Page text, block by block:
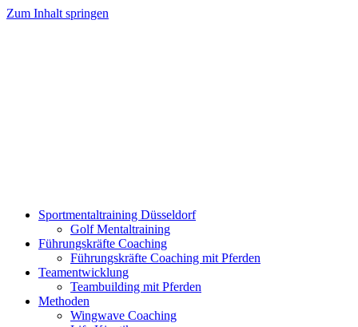
Zum Inhalt springen
Sportmentaltraining Düsseldorf
Golf Mentaltraining
Führungskräfte Coaching
Führungskräfte Coaching mit Pferden
Teamentwicklung
Teambuilding mit Pferden
Methoden
Wingwave Coaching